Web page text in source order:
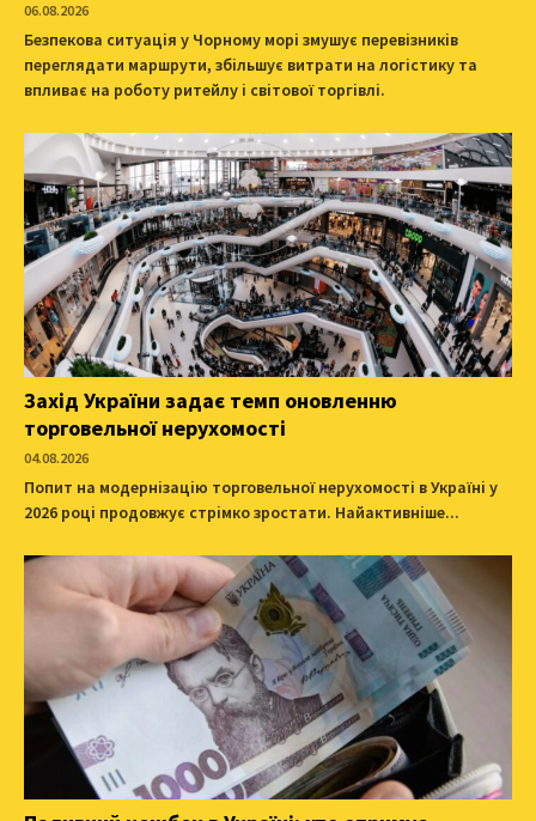
06.08.2026
Безпекова ситуація у Чорному морі змушує перевізників
переглядати маршрути, збільшує витрати на логістику та
впливає на роботу ритейлу і світової торгівлі.
Захід України задає темп оновленню
торговельної нерухомості
04.08.2026
Попит на модернізацію торговельної нерухомості в Україні у
2026 році продовжує стрімко зростати. Найактивніше...